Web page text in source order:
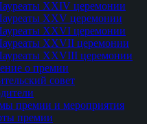
XXIV церемонии
XXV церемонии
XXVI церемонии
XXVII церемонии
XXVIII церемонии
о премии
совет
премии и мероприятия
премии